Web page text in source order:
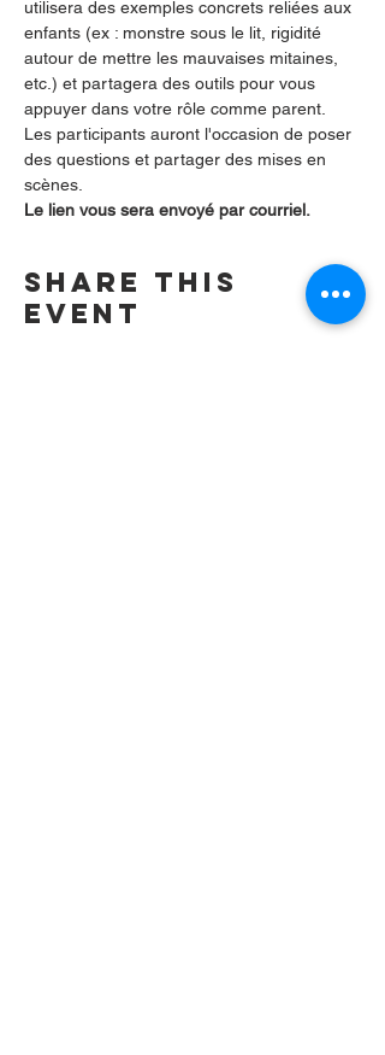
utilisera des exemples concrets reliées aux
enfants (ex : monstre sous le lit, rigidité
autour de mettre les mauvaises mitaines,
etc.) et partagera des outils pour vous
appuyer dans votre rôle comme parent.
Les participants auront l'occasion de poser
des questions et partager des mises en
scènes.
Le lien vous sera envoyé par courriel.
Share this
event